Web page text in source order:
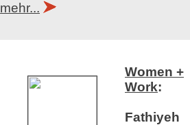
mehr...
Women +
Work:
Fathiyeh